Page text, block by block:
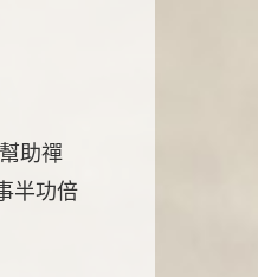
助禪
半功倍